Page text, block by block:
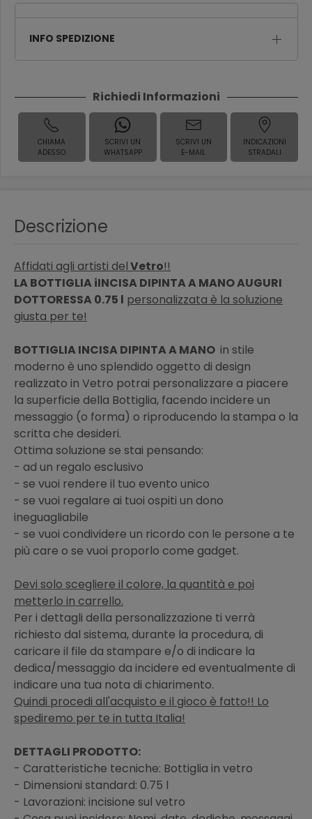
INFO SPEDIZIONE
Richiedi Informazioni
CHIAMA
ADESSO
SCRIVI UN
WHATSAPP
SCRIVI UN
E-MAIL
INDICAZIONI
STRADALI
Descrizione
Affidati agli artisti delVetro!!
LA BOTTIGLIA iINCISA DIPINTA A MANO AUGURI
DOTTORESSA 0.75 l personalizzata è la soluzione
giusta per te!
BOTTIGLIA INCISA DIPINTA A MANO in stile
moderno è uno splendido oggetto di design
realizzato in Vetro potrai personalizzare a piacere
la superficie della Bottiglia, facendo incidere un
messaggio (o forma) o riproducendo la stampa o la
scritta che desideri.
Ottima soluzione se stai pensando:
- ad un regalo esclusivo
- se vuoi rendere il tuo evento unico
- se vuoi regalare ai tuoi ospiti un dono
ineguagliabile
- se vuoi condividere un ricordo con le persone a te
più care o se vuoi proporlo come gadget.
Devi solo scegliere il colore, la quantità e poi
metterlo in carrello.
Per i dettagli della personalizzazione ti verrà
richiesto dal sistema, durante la procedura, di
caricare il file da stampare e/o di indicare la
dedica/messaggio da incidere ed eventualmente di
indicare una tua nota di chiarimento.
Quindi procedi all'acquisto e il gioco è fatto!! Lo
spediremo per te in tutta Italia!
DETTAGLI PRODOTTO:
- Caratteristiche tecniche: Bottiglia in vetro
- Dimensioni standard: 0.75 l
- Lavorazioni: incisione sul vetro